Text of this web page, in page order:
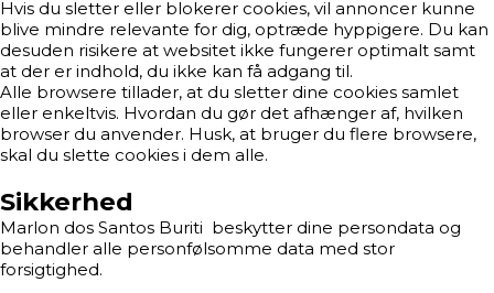
Hvis du sletter eller blokerer cookies, vil annoncer kunne
blive mindre relevante for dig, optræde hyppigere. Du kan
desuden risikere at websitet ikke fungerer optimalt samt
at der er indhold, du ikke kan få adgang til.
Alle browsere tillader, at du sletter dine cookies samlet
eller enkeltvis. Hvordan du gør det afhænger af, hvilken
browser du anvender. Husk, at bruger du flere browsere,
skal du slette cookies i dem alle.
Sikkerhed
Marlon dos Santos Buriti beskytter dine persondata og
behandler alle personfølsomme data med stor
forsigtighed.